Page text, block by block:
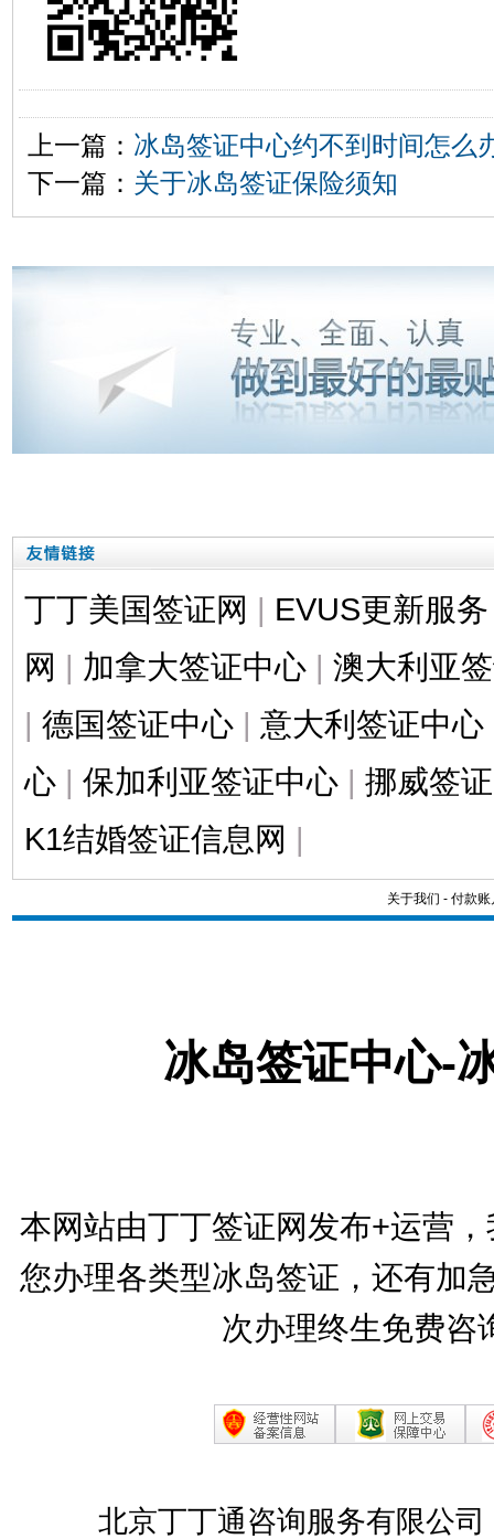
上一篇： 冰岛签证中心约不到时间怎么
下一篇： 关于冰岛签证保险须知
丁丁美国签证网 | EVUS更新服务
网 | 加拿大签证中心 | 澳大利亚
| 德国签证中心 | 意大利签证中心
心 | 保加利亚签证中心 | 挪威签
K1结婚签证信息网 |
关于我们 - 付款账
冰岛签证中心-
本网站由丁丁签证网发布+运营
您办理各类型冰岛签证，还有加
次办理终生免费咨
北京丁丁通咨询服务有限公